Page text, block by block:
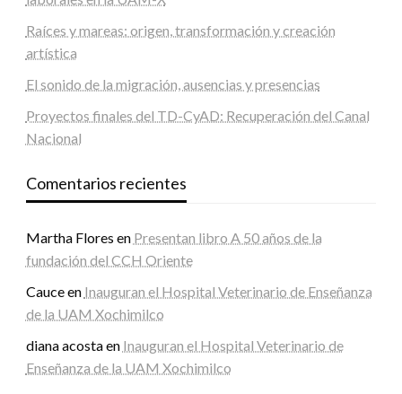
Raíces y mareas: origen, transformación y creación
artística
El sonido de la migración, ausencias y presencias
Proyectos finales del TD-CyAD: Recuperación del Canal
Nacional
Comentarios recientes
Martha Flores en Presentan libro A 50 años de la
fundación del CCH Oriente
Cauceen Inauguran el Hospital Veterinario de Enseñanza
de la UAM Xochimilco
diana acostaen Inauguran el Hospital Veterinario de
Enseñanza de la UAM Xochimilco